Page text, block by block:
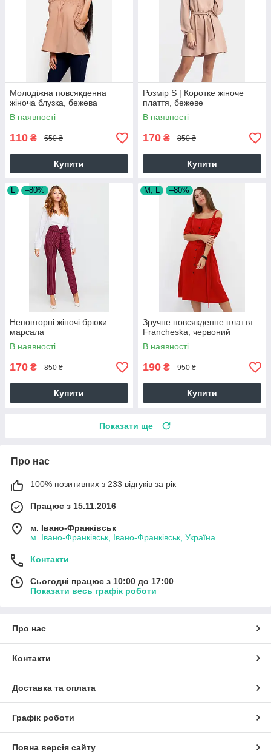
Молодіжна повсякденна
жіноча блузка, бежева
В наявності
110 ₴ 550 ₴
Купити
Розмір S | Коротке жіноче
плаття, бежеве
В наявності
170 ₴ 850 ₴
Купити
L –80%
Неповторні жіночі брюки
марсала
В наявності
170 ₴ 850 ₴
Купити
M, L –80%
Зручне повсякденне плаття
Francheska, червоний
В наявності
190 ₴ 950 ₴
Купити
Показати ще
Про нас
100% позитивних з 233 відгуків за рік
Працює з 15.11.2016
м. Івано-Франківськ
м. Івано-Франківськ, Івано-Франківськ, Україна
Контакти
Сьогодні працює з 10:00 до 17:00
Показати весь графік роботи
Про нас
Контакти
Доставка та оплата
Графік роботи
Повна версія сайту